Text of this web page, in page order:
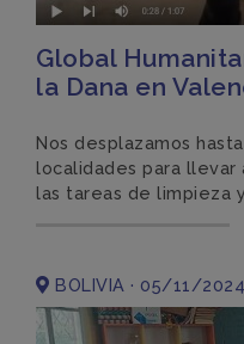
Global
la Dana en
Nos desplazamos
localidades para llevar
las tareas de limpieza
BOLIVIA · 05/11/2024